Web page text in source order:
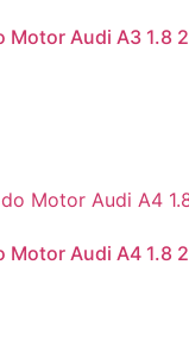
Motor Audi A3 1.8
Motor Audi A4 1.8